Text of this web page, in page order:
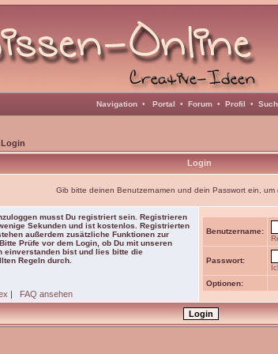
Navigation • Portal • Forum • Profil •
Login
Login
Gib bitte deinen Benutzernamen und dein Passwort ein, um
musst Du registriert sein. Registrieren
Sekunden und ist kostenlos. Registrierten
außerdem zusätzliche Funktionen zur
Prüfe vor dem Login, ob Du mit unseren
einverstanden bist und lies bitte die
Regeln durch.
| FAQ ansehen
Benutzername:
Passwort:
Optionen: